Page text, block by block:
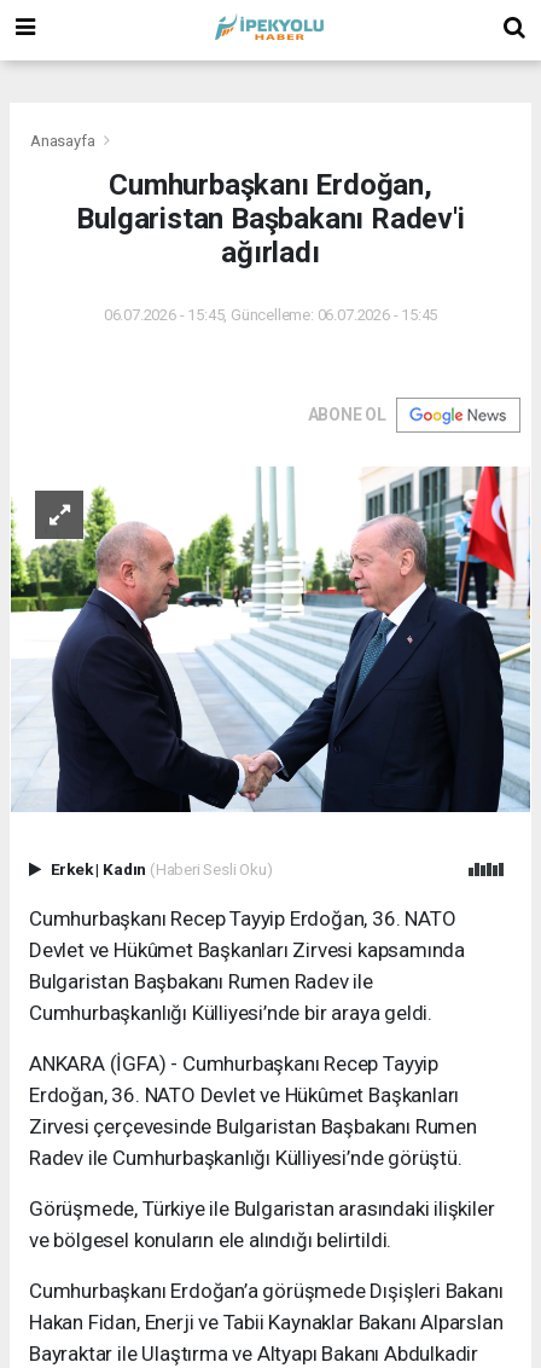
Anasayfa
Cumhurbaşkanı Erdoğan,
Bulgaristan Başbakanı Radev'i
ağırladı
06.07.2026 - 15:45, Güncelleme: 06.07.2026 - 15:45
ABONE OL
Erkek| Kadın (Haberi Sesli Oku)
Cumhurbaşkanı Recep Tayyip Erdoğan, 36. NATO
Devlet ve Hükûmet Başkanları Zirvesi kapsamında
Bulgaristan Başbakanı Rumen Radev ile
Cumhurbaşkanlığı Külliyesi’nde bir araya geldi.
ANKARA (İGFA) - Cumhurbaşkanı Recep Tayyip
Erdoğan, 36. NATO Devlet ve Hükûmet Başkanları
Zirvesi çerçevesinde Bulgaristan Başbakanı Rumen
Radev ile Cumhurbaşkanlığı Külliyesi’nde görüştü.
Görüşmede, Türkiye ile Bulgaristan arasındaki ilişkiler
ve bölgesel konuların ele alındığı belirtildi.
Cumhurbaşkanı Erdoğan’a görüşmede Dışişleri Bakanı
Hakan Fidan, Enerji ve Tabii Kaynaklar Bakanı Alparslan
Bayraktar ile Ulaştırma ve Altyapı Bakanı Abdulkadir